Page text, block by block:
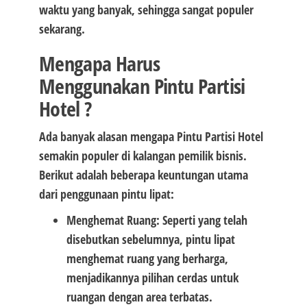
waktu yang banyak, sehingga sangat populer
sekarang.
Mengapa Harus
Menggunakan Pintu Partisi
Hotel ?
Ada banyak alasan mengapa Pintu Partisi Hotel
semakin populer di kalangan pemilik bisnis.
Berikut adalah beberapa keuntungan utama
dari penggunaan pintu lipat:
Menghemat Ruang: Seperti yang telah
disebutkan sebelumnya, pintu lipat
menghemat ruang yang berharga,
menjadikannya pilihan cerdas untuk
ruangan dengan area terbatas.